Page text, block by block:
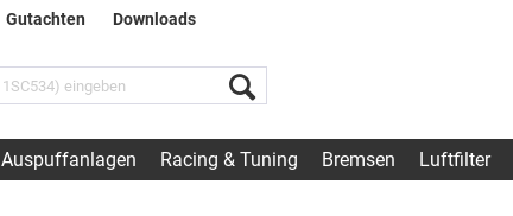
Gutachten Downloads
Auspuffanlagen Racing & Tuning Bremsen Luftfilter